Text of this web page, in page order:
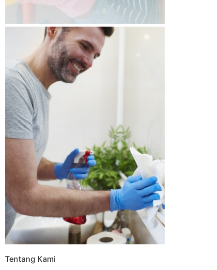
Tentang Kami